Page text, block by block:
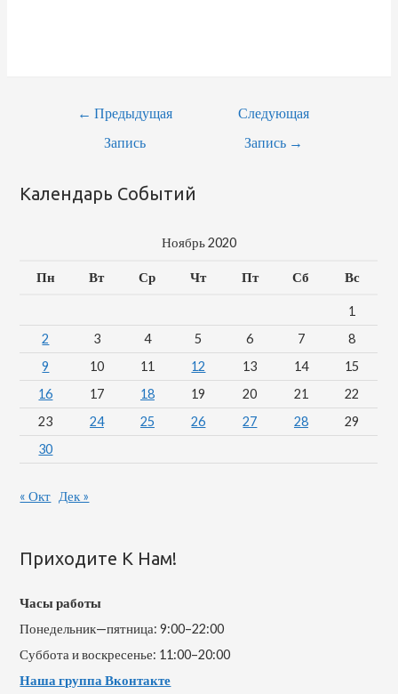
← Предыдущая
Запись
Следующая
Запись →
Календарь Событий
Ноябрь 2020
Пн Вт Ср Чт Пт Сб Вс
1
2
3 4 5 6 7
8
9
10 11 12 13 14
15
16
17 18 19 20 21
22
23
24 25 26 27 28
29
30
« Окт Дек »
Приходите К Нам!
Часы работы
Понедельник—пятница: 9:00–22:00
Суббота и воскресенье: 11:00–20:00
Наша группа Вконтакте